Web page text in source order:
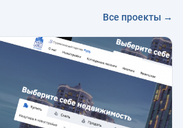
Все проекты →